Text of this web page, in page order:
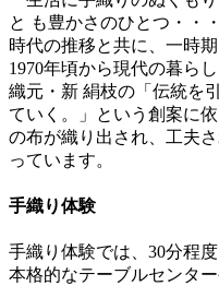
と も豊かさのひとつ・・・
時代の推移と共に、一時
1970年頃から現代の暮ら
織元・新 絹枝の「伝統を
ていく。」という創案に
の布が織り出され、工夫
っています。
手織り体験
手織り体験では、30分程
本格的なテーブルセンタ